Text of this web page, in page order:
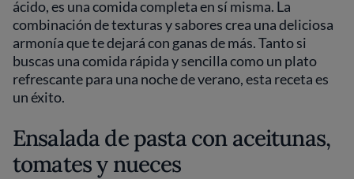
ácido, es una comida completa en sí misma. La
combinación de texturas y sabores crea una deliciosa
armonía que te dejará con ganas de más. Tanto si
buscas una comida rápida y sencilla como un plato
refrescante para una noche de verano, esta receta es
un éxito.
Ensalada de pasta con aceitunas,
tomates y nueces